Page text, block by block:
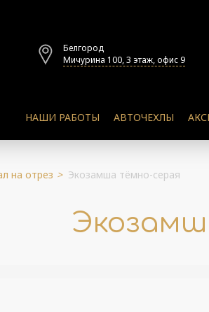
Белгород
Мичурина 100, 3 этаж, офис 9
НАШИ РАБОТЫ АВТОЧЕХЛЫ
на отрез > Экозамша тёмно-серая